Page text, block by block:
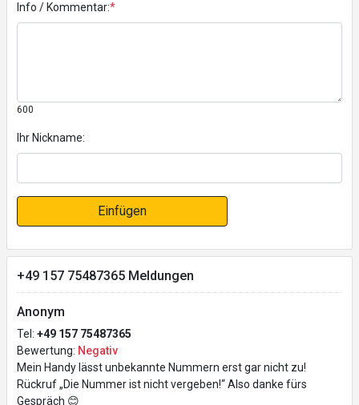
Info / Kommentar:*
600
Ihr Nickname:
Einfügen
+49 157 75487365 Meldungen
Anonym
Tel: +49 157 75487365
Bewertung: Negativ
Mein Handy lässt unbekannte Nummern erst gar nicht zu!
Rückruf „Die Nummer ist nicht vergeben!“ Also danke fürs
Gespräch 😊